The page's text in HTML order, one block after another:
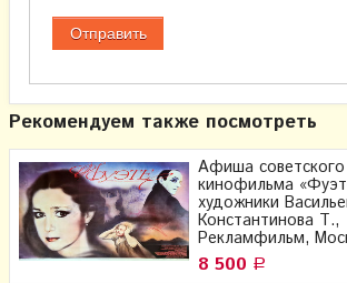
Рекомендуем также посмотреть
Афиша советского
кинофильма
художники
Константинова Т.,
Рекламфильм,
8 500 Р